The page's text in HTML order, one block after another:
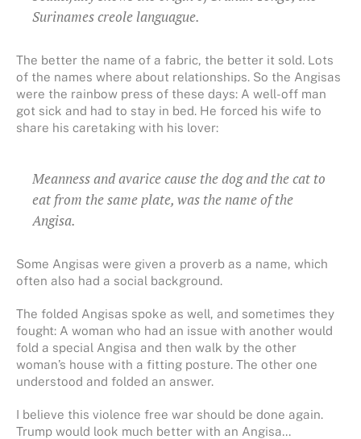
Surinames creole languague.
The better the name of a fabric, the better it sold. Lots
of the names where about relationships. So the Angisas
were the rainbow press of these days: A well-off man
got sick and had to stay in bed. He forced his wife to
share his caretaking with his lover:
Meanness and avarice cause the dog and the cat to
eat from the same plate, was the name of the
Angisa.
Some Angisas were given a proverb as a name, which
often also had a social background.
The folded Angisas spoke as well, and sometimes they
fought: A woman who had an issue with another would
fold a special Angisa and then walk by the other
woman’s house with a fitting posture. The other one
understood and folded an answer.
I believe this violence free war should be done again.
Trump would look much better with an Angisa…